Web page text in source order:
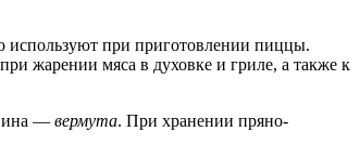
используют при приготовлении пиццы.
жарении мяса в духовке и гриле, а также к
— вермута. При хранении пряно-